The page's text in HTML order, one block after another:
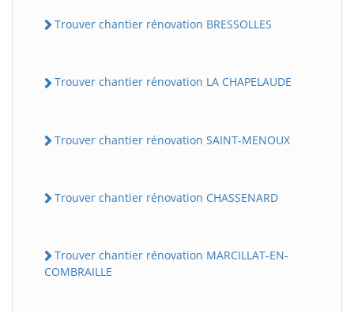
Trouver chantier rénovation BRESSOLLES
Trouver chantier rénovation LA CHAPELAUDE
Trouver chantier rénovation SAINT-MENOUX
Trouver chantier rénovation CHASSENARD
Trouver chantier rénovation MARCILLAT-EN-
COMBRAILLE